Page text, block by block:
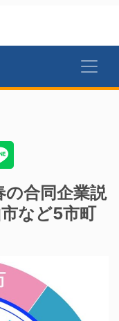
の合同企業説
など5市町